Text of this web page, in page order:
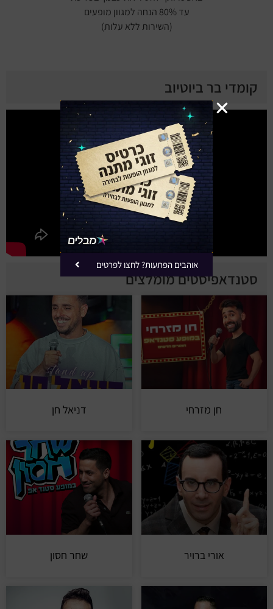
עד 80% הנחה למגוון מופעים
(השירות ללא עלות)
קומדי בר ביוטיוב
סטנדאפיסטים מומלצים
חן מזרחי דניאל חן
אורי ברויר שחר חסון
אוהבים הפתעות? לחצו לפרטים